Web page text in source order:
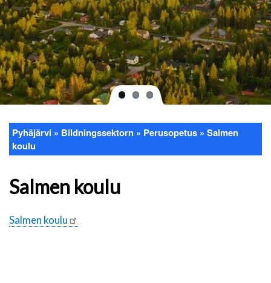
Länkstig
Pyhäjärvi Bildningssektorn Perusopetus
Salmen
koulu
Salmen koulu
Salmen koulu